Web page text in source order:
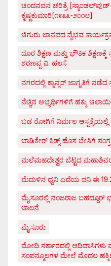
ಚಂದನವನ ಚರಿತ್ರೆ [ಸ್ಯಾಂಡಲ್‌ವುಡ್
ಕೃಷ್ಣಕುಮಾರಿ[೧೯೩೩-೨೦೧೮]
ಚಿಗುರು ಜಾನಪದ ವೈಭವ
ದೂರ ಶಿಕ್ಷಣ ಮತ್ತು ಭೌತಿಕ ಶಿಕ್ಷಣಕ್ಕೆ
ಶರಣಪ್ಪ ವಿ. ಹಲಸೆ
ನಗರದಲ್ಲಿ ಕ್ಯಾನ್ಸರ್ ಜಾಗೃತಿಗೆ ನಡೆದ
ನೆಚ್ಚಿನ ಅಭ್ಯರ್ಥಿಗಳಿಗೆ ಹಕ್ಕು
ಬಡ ರೋಗಿಗೆ ನಿರ್ಮಲ ಆಸ್ಪತ್ರೆಯಲ್ಲಿ
ಬಾಡಿಕೇರ್ ಕಿಡ್ಸ್ ಹೊಸ ಬೇಸಿಗೆ
ಮಲೆಮಹದೇಶ್ವರ ಬೆಟ್ಟದ
ಮೆದುಳಿನ ಧ್ವನಿ ಎದೆಯ ದನಿ ಈ
ಮೈಸೂರಲ್ಲಿ ನಂಜರಾಜ ಬಹದ್ದೂರ್
ಚಾಲನೆ
ಮೈಸೂರು
ಮೋದಿ ಸರ್ಕಾರದಲ್ಲಿ ಆದಿವಾಸಿಗಳು
ಸಂಪನ್ಮೂಲಗಳ ಮೇಲೆ ಮೊದಲ